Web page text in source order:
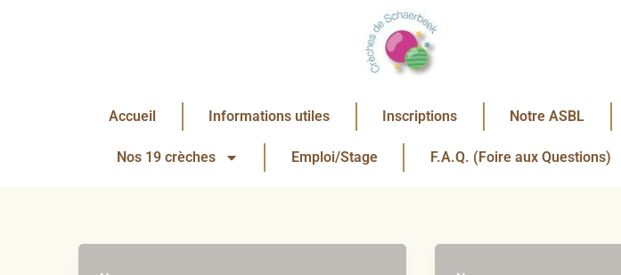
Accueil Informations utiles Inscriptions Notre ASBL
Nos 19 crèches Emploi/Stage F.A.Q. (Foire aux Questions)